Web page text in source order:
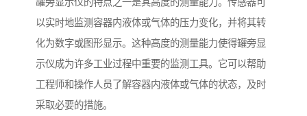
罐旁显示仪的特点之一是其高度的测量能力。传感器可
以实时地监测容器内液体或气体的压力变化，并将其转
化为数字或图形显示。这种高度的测量能力使得罐旁显
示仪成为许多工业过程中重要的监测工具。它可以帮助
工程师和操作人员了解容器内液体或气体的状态，及时
采取必要的措施。